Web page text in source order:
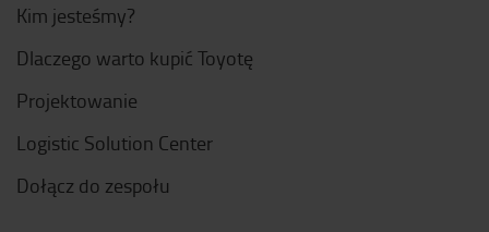
Kim jesteśmy?
Dlaczego warto kupić Toyotę
Projektowanie
Logistic Solution Center
Dołącz do zespołu